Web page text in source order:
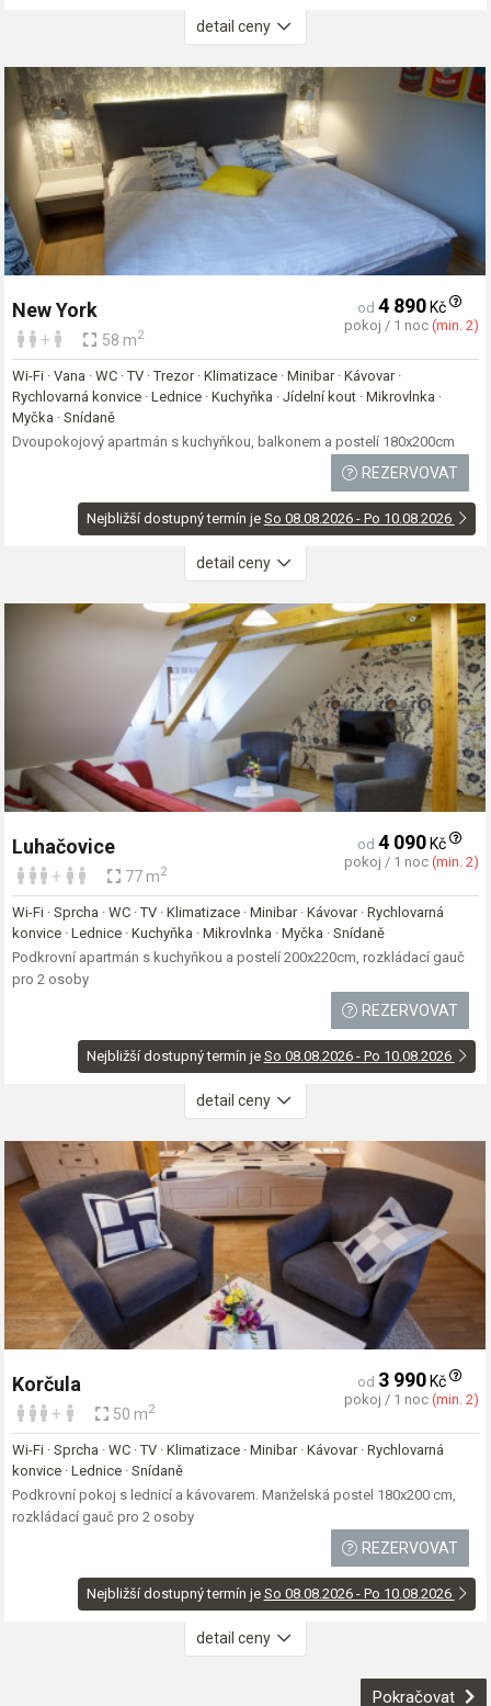
detail ceny
New York
+ 58 m2
od 4 890Kč
pokoj / 1 noc (min. 2)
Wi-Fi · Vana · WC · TV · Trezor · Klimatizace · Minibar · Kávovar ·
Rychlovarná konvice · Lednice · Kuchyňka · Jídelní kout · Mikrovlnka ·
Myčka · Snídaně
Dvoupokojový apartmán s kuchyňkou, balkonem a postelí 180x200cm
REZERVOVAT
Nejbližší dostupný termín je So 08.08.2026 - Po 10.08.2026
detail ceny
Luhačovice
+ 77 m2
od 4 090Kč
pokoj / 1 noc (min. 2)
Wi-Fi · Sprcha · WC · TV · Klimatizace · Minibar · Kávovar · Rychlovarná
konvice · Lednice · Kuchyňka · Mikrovlnka · Myčka · Snídaně
Podkrovní apartmán s kuchyňkou a postelí 200x220cm, rozkládací gauč
pro 2 osoby
REZERVOVAT
Nejbližší dostupný termín je So 08.08.2026 - Po 10.08.2026
detail ceny
Korčula
+ 50 m2
od 3 990Kč
pokoj / 1 noc (min. 2)
Wi-Fi · Sprcha · WC · TV · Klimatizace · Minibar · Kávovar · Rychlovarná
konvice · Lednice · Snídaně
Podkrovní pokoj s lednicí a kávovarem. Manželská postel 180x200 cm,
rozkládací gauč pro 2 osoby
REZERVOVAT
Nejbližší dostupný termín je So 08.08.2026 - Po 10.08.2026
detail ceny
Pokračovat